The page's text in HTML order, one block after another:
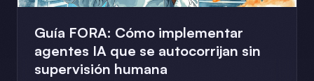
Guía FORA: Cómo implementar
agentes IA que se autocorrijan sin
supervisión humana